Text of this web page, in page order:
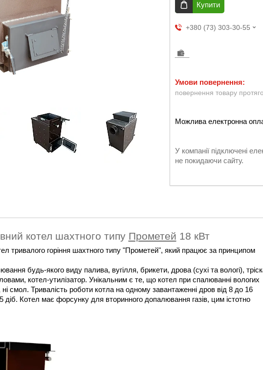
Купити
+380 (73) 303-30-55
повернення товару
У компанії підключені
не покидаючи сайту.
котел шахтного типу Прометей 18 кВт
тривалого горіння шахтного типу "Прометей", який працює за принципом
будь-якого виду палива, вугілля, брикети, дрова (сухі та вологі),
котел-утилізатор. Унікальним є те, що котел при спалюванні вологих
смол. Тривалість роботи котла на одному завантаженні дров від 8 до 16
5 діб. Котел має форсунку для вторинного допалювання газів, цим істотно